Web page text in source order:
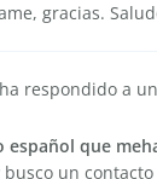
gracias.
respondido a
español que
busco un